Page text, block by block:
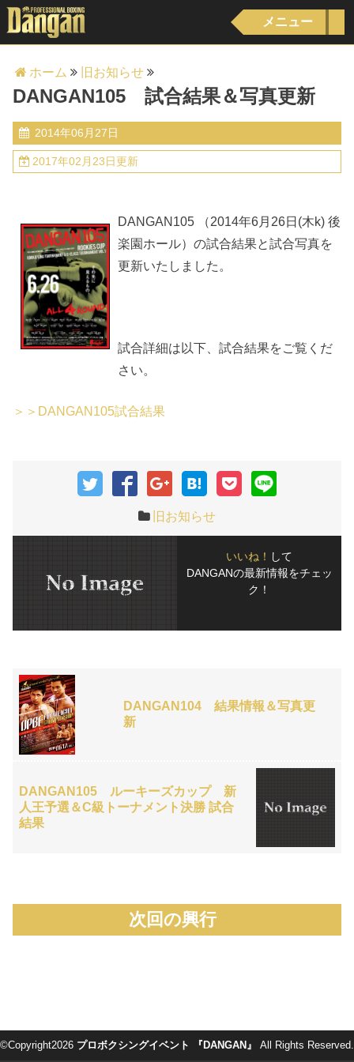
メニュー
ホーム 旧お知らせ
DANGAN105 試合結果＆写真更新
2014年06月27日
2017年02月23日更新
DANGAN105 （2014年6月26日(木k) 後
楽園ホール）の試合結果と試合写真を
更新いたしました。
試合詳細は以下、試合結果をご覧くだ
さい。
＞＞DANGAN105試合結果
旧お知らせ
いいね！ して
DANGANの最新情報をチェッ
ク！
DANGAN104 結果情報＆写真更
新
DANGAN105 ルーキーズカップ 新
人王予選＆C級トーナメント決勝 試合
結果
次回の興行
©Copyright2026 プロボクシングイベント 『DANGAN』 All Rights Reserved.